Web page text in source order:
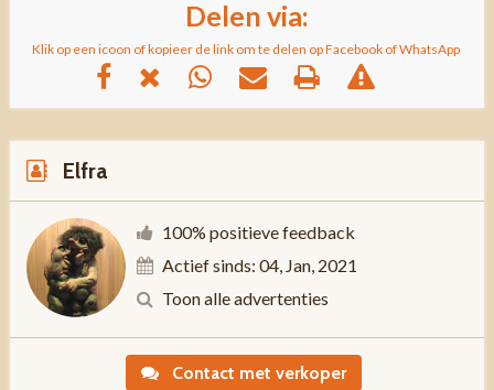
Delen via:
Klik op een icoon of kopieer de link om te delen op Facebook of WhatsApp
Elfra
100% positieve feedback
Actief sinds: 04, Jan, 2021
Toon alle advertenties
Contact met verkoper